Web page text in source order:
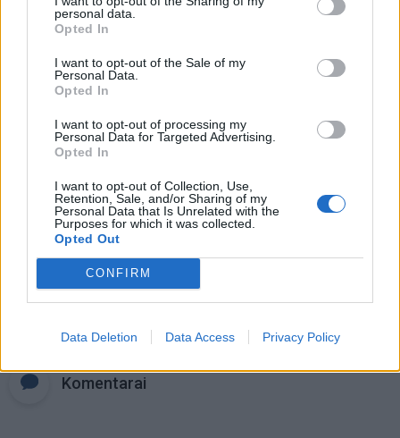
personal data.
Opted In
I want to opt-out of the Sale of my
Personal Data.
Opted In
I want to opt-out of processing my
Personal Data for Targeted Advertising.
Opted In
I want to opt-out of Collection, Use,
Retention, Sale, and/or Sharing of my
Personal Data that Is Unrelated with the
Purposes for which it was collected.
Opted Out
CONFIRM
Data Deletion Data Access Privacy Policy
triumfas visuose reikaluose
pasieks proveržį, kurio taip ilgai
Raktažodžiai
klaipėdos neptūnas utenos juventus LKL
Komentarai